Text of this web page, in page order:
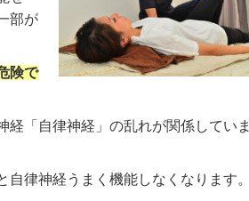
部が
険で
「自律神経」の乱れが関係していま
律神経うまく機能しなくなります。